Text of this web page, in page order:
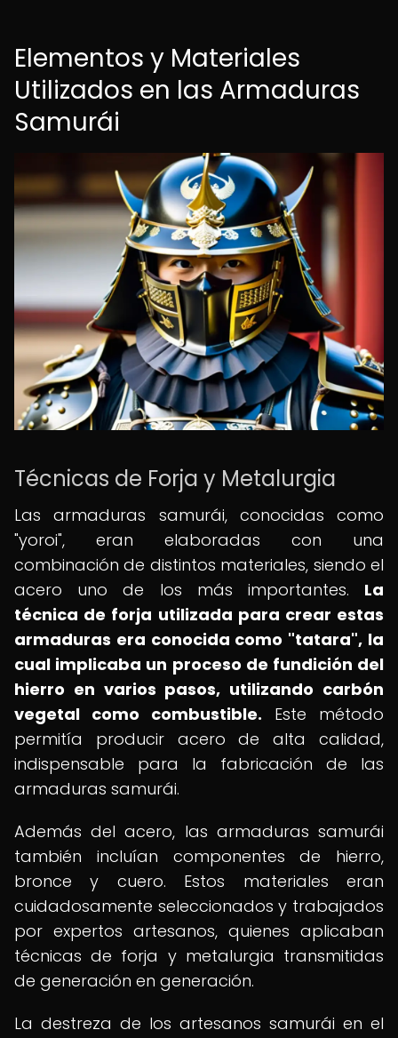
Elementos y Materiales
Utilizados en las Armaduras
Samurái
Técnicas de Forja y Metalurgia
Las armaduras samurái, conocidas como
"yoroi", eran elaboradas con una
combinación de distintos materiales, siendo el
acero uno de los más importantes. La
técnica de forja utilizada para crear estas
armaduras era conocida como "tatara", la
cual implicaba un proceso de fundición del
hierro en varios pasos, utilizando carbón
vegetal como combustible. Este método
permitía producir acero de alta calidad,
indispensable para la fabricación de las
armaduras samurái.
Además del acero, las armaduras samurái
también incluían componentes de hierro,
bronce y cuero. Estos materiales eran
cuidadosamente seleccionados y trabajados
por expertos artesanos, quienes aplicaban
técnicas de forja y metalurgia transmitidas
de generación en generación.
La destreza de los artesanos samurái en el